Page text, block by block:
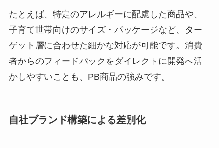
たとえば、特定のアレルギーに配慮した商品や、
子育て世帯向けのサイズ・パッケージなど、ター
ゲット層に合わせた細かな対応が可能です。消費
者からのフィードバックをダイレクトに開発へ活
かしやすいことも、PB商品の強みです。
自社ブランド構築による差別化